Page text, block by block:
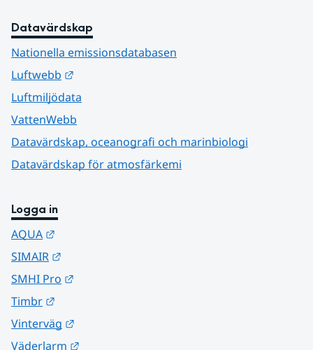
Datavärdskap
Nationella emissionsdatabasen
Luftwebb
Luftmiljödata
VattenWebb
Datavärdskap, oceanografi och marinbiologi
Datavärdskap för atmosfärkemi
Logga in
AQUA
SIMAIR
SMHI Pro
Timbr
Vinterväg
Väderlarm